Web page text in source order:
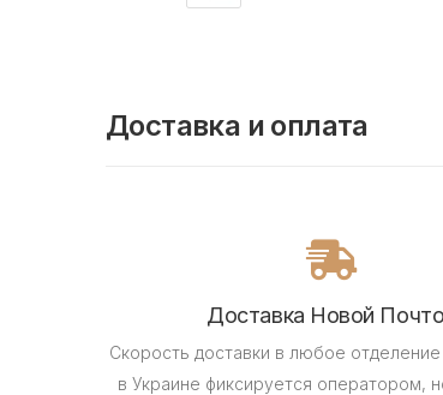
Доставка и оплата
Доставка Новой
Скорость доставки в любое
в Украине фиксируется оператором,